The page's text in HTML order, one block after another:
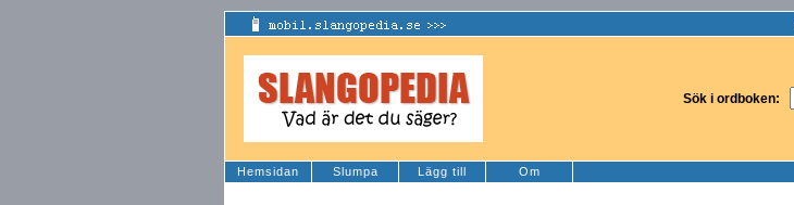
Sök i ordboken:
Hemsidan Slumpa Lägg till Om